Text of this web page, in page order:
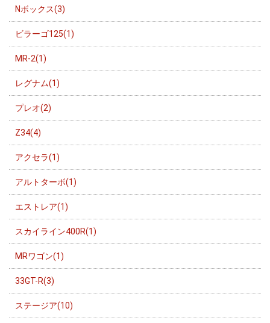
Nボックス(3)
ビラーゴ125(1)
MR-2(1)
レグナム(1)
プレオ(2)
Z34(4)
アクセラ(1)
アルトターボ(1)
エストレア(1)
スカイライン400R(1)
MRワゴン(1)
33GT-R(3)
ステージア(10)